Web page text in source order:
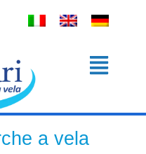
a vela